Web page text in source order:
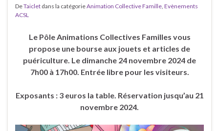
DeTaiclet dans la catégorieAnimation Collective Famille Evènements
ACSL
Le Pôle Animations Collectives Familles vous
propose une bourse aux jouets et articles de
puériculture. Le dimanche 24 novembre 2024 de
7h00 à 17h00. Entrée libre pour les visiteurs.
Exposants : 3 euros la table. Réservation jusqu’au 21
novembre 2024.